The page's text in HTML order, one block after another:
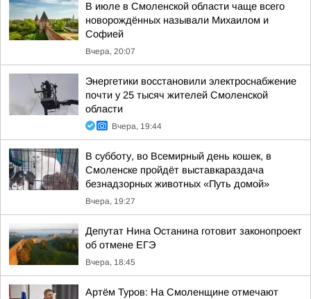
В июле в Смоленской области чаще всего
новорождённых называли Михаилом и
Софией
Вчера, 20:07
Энергетики восстановили электроснабжение
почти у 25 тысяч жителей Смоленской
области
Вчера, 19:44
В субботу, во Всемирный день кошек, в
Смоленске пройдёт выставкараздача
безнадзорных животных «Путь домой»
Вчера, 19:27
Депутат Нина Останина готовит законопроект
об отмене ЕГЭ
Вчера, 18:45
Артём Туров: На Смоленщине отмечают